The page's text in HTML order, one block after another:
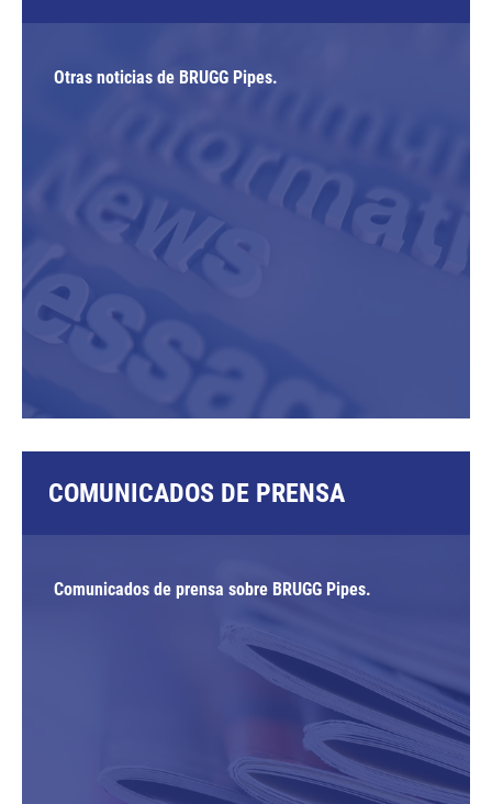
Otras noticias de BRUGG Pipes.
COMUNICADOS DE PRENSA
Comunicados de prensa sobre BRUGG Pipes.